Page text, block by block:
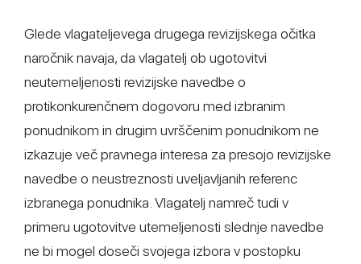
Glede vlagateljevega drugega revizijskega očitka
naročnik navaja, da vlagatelj ob ugotovitvi
neutemeljenosti revizijske navedbe o
protikonkurenčnem dogovoru med izbranim
ponudnikom in drugim uvrščenim ponudnikom ne
izkazuje več pravnega interesa za presojo revizijske
navedbe o neustreznosti uveljavljanih referenc
izbranega ponudnika. Vlagatelj namreč tudi v
primeru ugotovitve utemeljenosti slednje navedbe
ne bi mogel doseči svojega izbora v postopku